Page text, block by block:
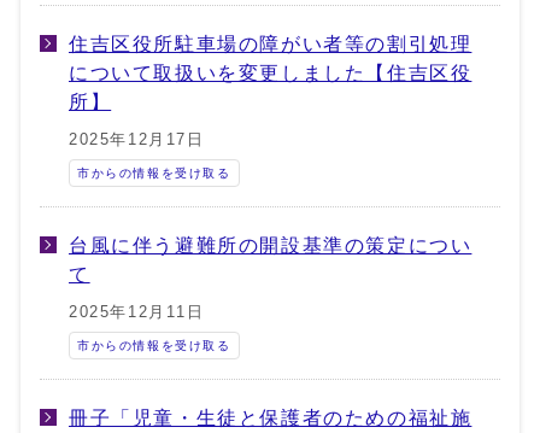
住吉区役所駐車場の障がい者等の割引処理
について取扱いを変更しました【住吉区役
所】
2025年12月17日
市からの情報を受け取る
台風に伴う避難所の開設基準の策定につい
て
2025年12月11日
市からの情報を受け取る
冊子「児童・生徒と保護者のための福祉施